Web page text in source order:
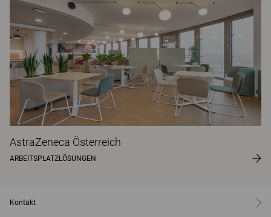
AstraZeneca Österreich
ARBEITSPLATZLÖSUNGEN
Kontakt